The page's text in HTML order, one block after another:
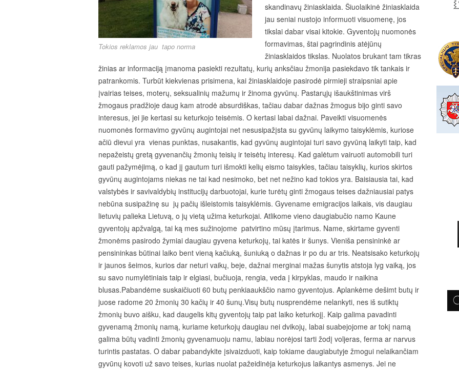
Tokios reklamos jau tapo norma
skandinavų žiniasklaida. Šiuolaikinė žiniasklaida
jau seniai nustojo informuoti visuomenę, jos
tikslai dabar visai kitokie. Gyventojų nuomonės
formavimas, štai pagrindinis atėjūnų
žiniasklaidos tikslas. Nuolatos brukant tam tikras
žinias ar informaciją įmanoma pasiekti rezultatų, kurių anksčiau žmonija pasiekdavo tik tankais ir
patrankomis. Turbūt kiekvienas prisimena, kai žiniasklaidoje pasirodė pirmieji straipsniai apie
įvairias teises, moterų, seksualinių mažumų ir žinoma gyvūnų. Pastarųjų išaukštinimas virš
žmogaus pradžioje daug kam atrodė absurdiškas, tačiau dabar dažnas žmogus bijo ginti savo
interesus, jei jie kertasi su keturkojo teisėmis. O kertasi labai dažnai. Paveikti visuomenės
nuomonės formavimo gyvūnų augintojai net nesusipažįsta su gyvūnų laikymo taisyklėmis, kuriose
ačiū dievui yra vienas punktas, nusakantis, kad gyvūnų augintojai turi savo gyvūną laikyti taip, kad
nepažeistų gretą gyvenančių žmonių teisių ir teisėtų interesų. Kad galėtum vairuoti automobili turi
gauti pažymėjimą, o kad jį gautum turi išmokti kelių eismo taisykles, tačiau taisyklių, kurios skirtos
gyvūnų augintojams niekas ne tai kad nesimoko, bet net nežino kad tokios yra. Baisiausia tai, kad
valstybės ir savivaldybių institucijų darbuotojai, kurie turėtų ginti žmogaus teises dažniausiai patys
nebūna susipažinę su jų pačių išleistomis taisyklėmis. Gyvename emigracijos laikais, vis daugiau
lietuvių palieka Lietuvą, o jų vietą užima keturkojai. Atlikome vieno daugiabučio namo Kaune
gyventojų apžvalgą, tai ką mes sužinojome patvirtino mūsų įtarimus. Name, skirtame gyventi
žmonėms pasirodo žymiai daugiau gyvena keturkojų, tai katės ir šunys. Vieniša pensininkė ar
pensininkas būtinai laiko bent vieną kačiuką, šuniuką o dažnas ir po du ar tris. Neatsisako keturkojų
ir jaunos šeimos, kurios dar neturi vaikų, beje, dažnai merginai mažas šunytis atstoja lyg vaiką, jos
su savo numylėtiniais taip ir elgiasi, bučiuoja, rengia, veda į kirpyklas, maudo ir naikina
blusas.Pabandėme suskaičiuoti 60 butų penkiaaukščio namo gyventojus. Aplankėme dešimt butų ir
juose radome 20 žmonių 30 kačių ir 40 šunų.Visų butų nusprendėme nelankyti, nes iš sutiktų
žmonių buvo aišku, kad daugelis kitų gyventojų taip pat laiko keturkojį. Kaip galima pavadinti
gyvenamą žmonių namą, kuriame keturkojų daugiau nei dvikojų, labai suabejojome ar tokį namą
galima būtų vadinti žmonių gyvenamuoju namu, labiau norėjosi tarti žodį voljeras, ferma ar narvus
turintis pastatas. O dabar pabandykite įsivaizduoti, kaip tokiame daugiabutyje žmogui nelaikančiam
gyvūnų kovoti už savo teises, kurias nuolat pažeidinėja keturkojus laikantys asmenys. Jei ne